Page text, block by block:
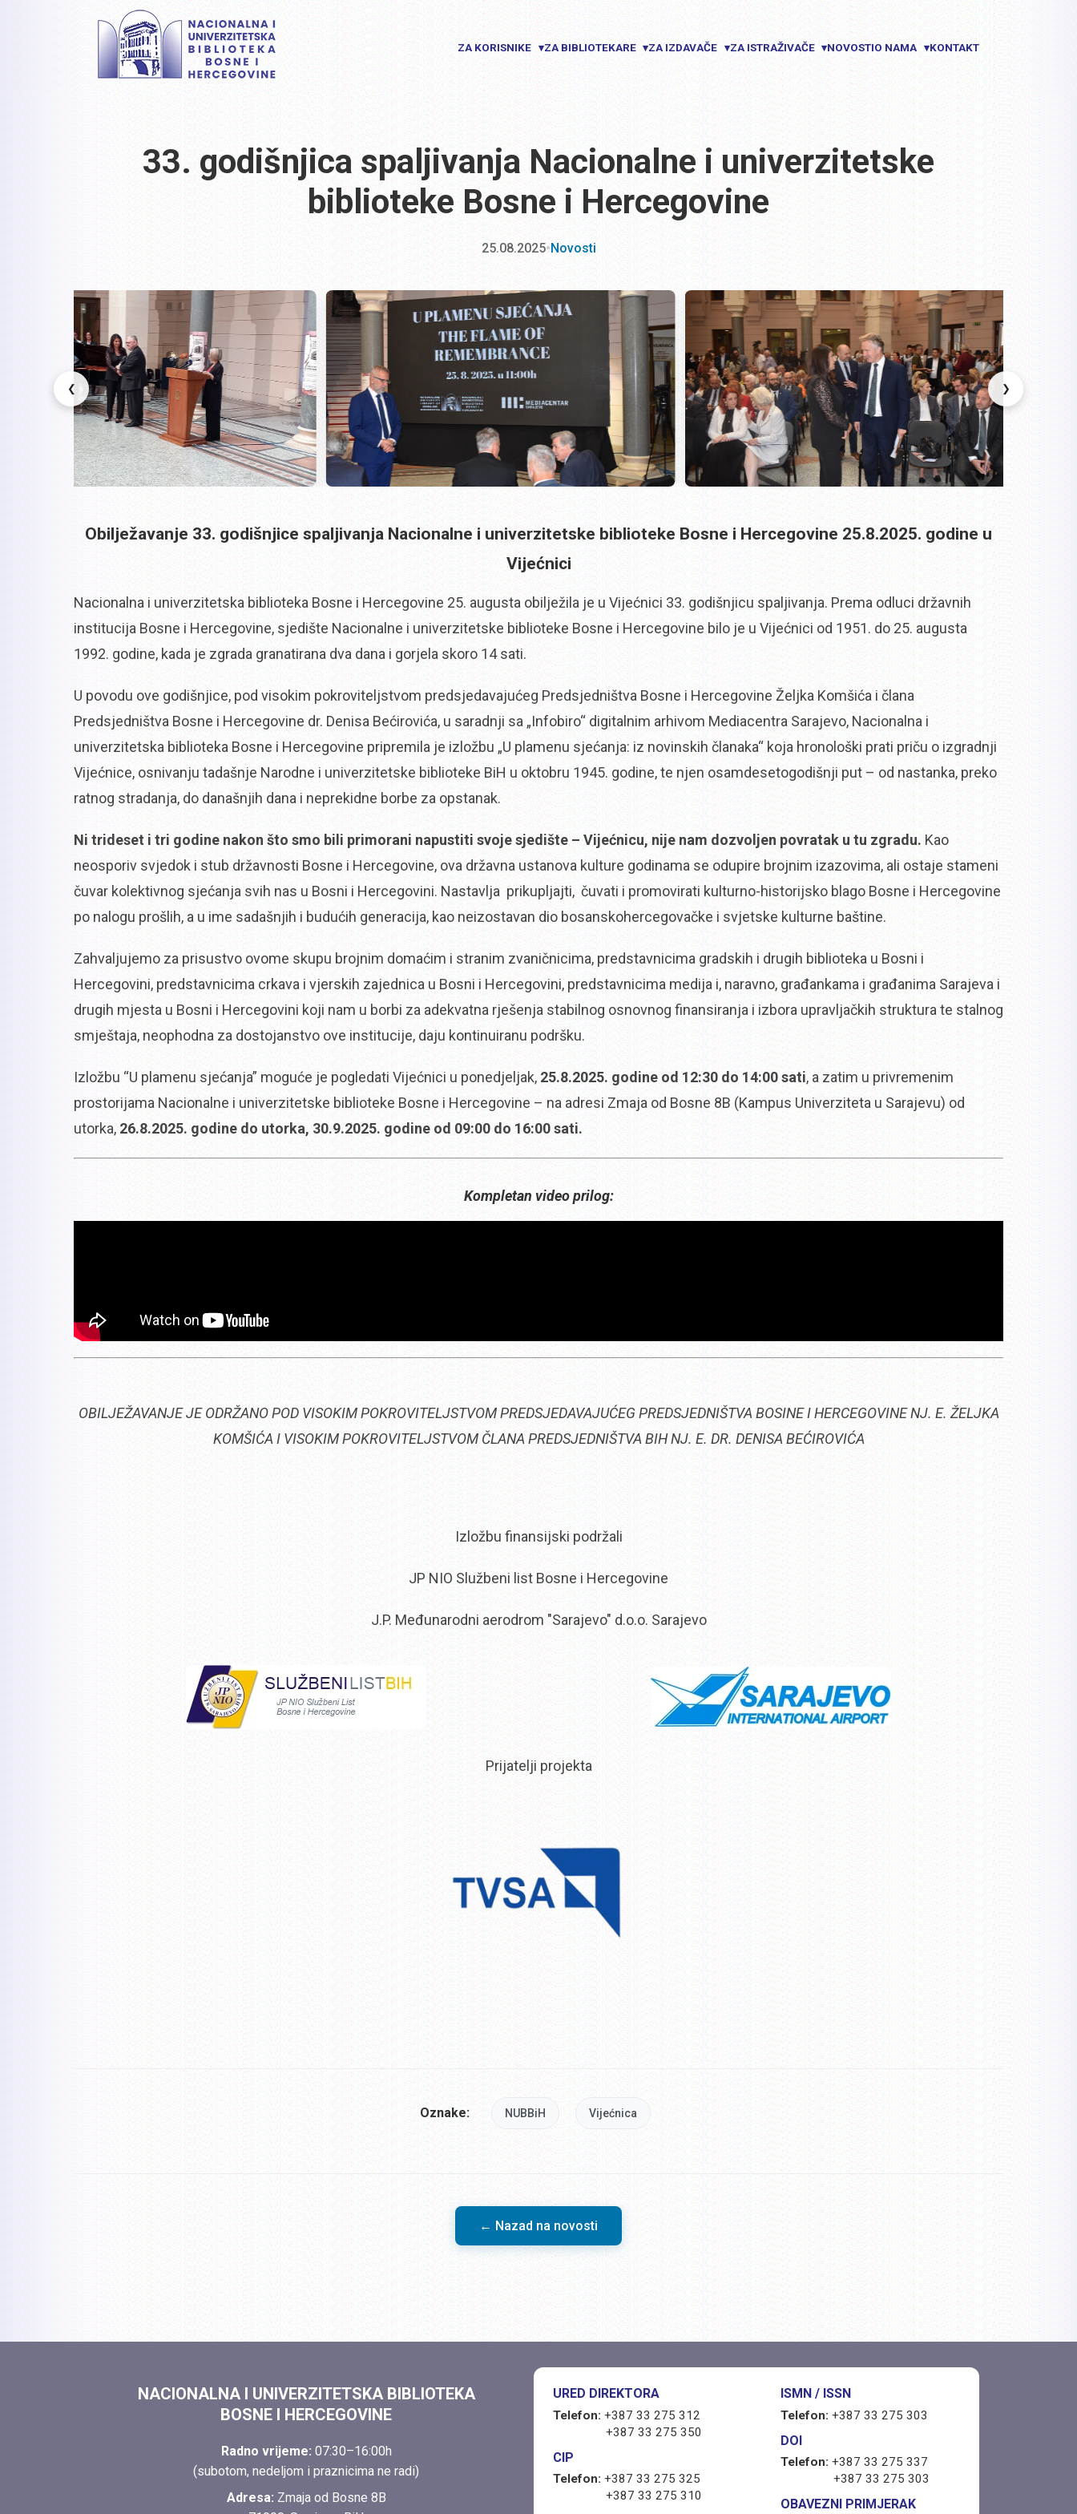
ZA KORISNIKE ▾ZA BIBLIOTEKARE ▾ZA IZDAVAČE ▾ZA ISTRAŽIVAČE ▾NOVOSTIO NAMA ▾KONTAKT
33. godišnjica spaljivanja Nacionalne i univerzitetske
biblioteke Bosne i Hercegovine
25.08.2025•Novosti
❮ ❯
Obilježavanje 33. godišnjice spaljivanja Nacionalne i univerzitetske biblioteke Bosne i Hercegovine 25.8.2025. godine u
Vijećnici
Nacionalna i univerzitetska biblioteka Bosne i Hercegovine 25. augusta obilježila je u Vijećnici 33. godišnjicu spaljivanja. Prema odluci državnih
institucija Bosne i Hercegovine, sjedište Nacionalne i univerzitetske biblioteke Bosne i Hercegovine bilo je u Vijećnici od 1951. do 25. augusta
1992. godine, kada je zgrada granatirana dva dana i gorjela skoro 14 sati.
U povodu ove godišnjice, pod visokim pokroviteljstvom predsjedavajućeg Predsjedništva Bosne i Hercegovine Željka Komšića i člana
Predsjedništva Bosne i Hercegovine dr. Denisa Bećirovića, u saradnji sa „Infobiro“ digitalnim arhivom Mediacentra Sarajevo, Nacionalna i
univerzitetska biblioteka Bosne i Hercegovine pripremila je izložbu „U plamenu sjećanja: iz novinskih članaka“ koja hronološki prati priču o izgradnji
Vijećnice, osnivanju tadašnje Narodne i univerzitetske biblioteke BiH u oktobru 1945. godine, te njen osamdesetogodišnji put – od nastanka, preko
ratnog stradanja, do današnjih dana i neprekidne borbe za opstanak.
Ni trideset i tri godine nakon što smo bili primorani napustiti svoje sjedište – Vijećnicu, nije nam dozvoljen povratak u tu zgradu. Kao
neosporiv svjedok i stub državnosti Bosne i Hercegovine, ova državna ustanova kulture godinama se odupire brojnim izazovima, ali ostaje stameni
čuvar kolektivnog sjećanja svih nas u Bosni i Hercegovini. Nastavlja prikupljajti, čuvati i promovirati kulturno-historijsko blago Bosne i Hercegovine
po nalogu prošlih, a u ime sadašnjih i budućih generacija, kao neizostavan dio bosanskohercegovačke i svjetske kulturne baštine.
Zahvaljujemo za prisustvo ovome skupu brojnim domaćim i stranim zvaničnicima, predstavnicima gradskih i drugih biblioteka u Bosni i
Hercegovini, predstavnicima crkava i vjerskih zajednica u Bosni i Hercegovini, predstavnicima medija i, naravno, građankama i građanima Sarajeva i
drugih mjesta u Bosni i Hercegovini koji nam u borbi za adekvatna rješenja stabilnog osnovnog finansiranja i izbora upravljačkih struktura te stalnog
smještaja, neophodna za dostojanstvo ove institucije, daju kontinuiranu podršku.
Izložbu “U plamenu sjećanja” moguće je pogledati Vijećnici u ponedjeljak, 25.8.2025. godine od 12:30 do 14:00 sati, a zatim u privremenim
prostorijama Nacionalne i univerzitetske biblioteke Bosne i Hercegovine – na adresi Zmaja od Bosne 8B (Kampus Univerziteta u Sarajevu) od
utorka, 26.8.2025. godine do utorka, 30.9.2025. godine od 09:00 do 16:00 sati.
Kompletan video prilog:
OBILJEŽAVANJE JE ODRŽANO POD VISOKIM POKROVITELJSTVOM PREDSJEDAVAJUĆEG PREDSJEDNIŠTVA BOSINE I HERCEGOVINE NJ. E. ŽELJKA
KOMŠIĆA I VISOKIM POKROVITELJSTVOM ČLANA PREDSJEDNIŠTVA BIH NJ. E. DR. DENISA BEĆIROVIĆA
Izložbu finansijski podržali
JP NIO Službeni list Bosne i Hercegovine
J.P. Međunarodni aerodrom "Sarajevo" d.o.o. Sarajevo
Prijatelji projekta
Oznake: NUBBiH Vijećnica
← Nazad na novosti
NACIONALNA I UNIVERZITETSKA BIBLIOTEKA
BOSNE I HERCEGOVINE
Radno vrijeme: 07:30–16:00h
(subotom, nedeljom i praznicima ne radi)
Adresa: Zmaja od Bosne 8B
URED DIREKTORA
Telefon: +387 33 275 312
+387 33 275 350
CIP
Telefon: +387 33 275 325
+387 33 275 310
ISMN / ISSN
Telefon: +387 33 275 303
DOI
Telefon: +387 33 275 337
+387 33 275 303
OBAVEZNI PRIMJERAK